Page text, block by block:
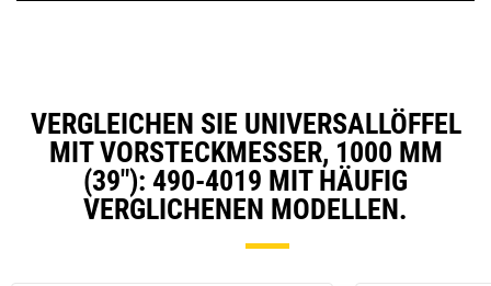
Spezielle CW-Schnellwechsler
besitzen eine Keilverriegelung zur
Sicherung der Anbaugeräte.
Spezielle CW-Schnellwechsler sind
für alle Ketten- und Mobilbagger
VERGLEICHEN SIE UNIVERSALLÖFFEL
MIT VORSTECKMESSER, 1000 MM
(39"): 490-4019 MIT HÄUFIG
VERGLICHENEN MODELLEN.